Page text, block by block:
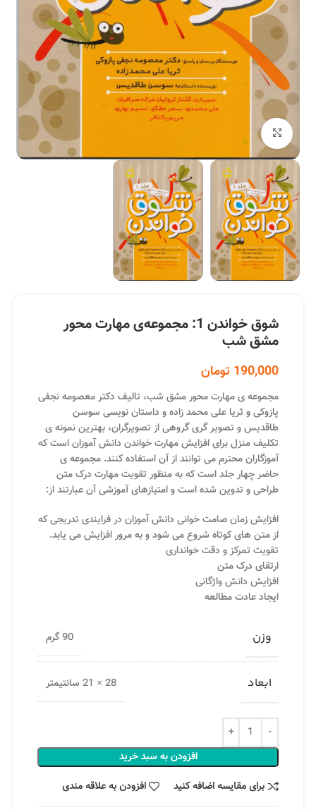
بزرگنمایی تصویر
شوق خواندن 1: مجموعه‌ی مهارت محور
مشق شب
190,000 تومان
مجموعه ی مهارت محور مشق شب، تالیف دکتر معصومه نجفی
پازوکی و ثریا علی محمد زاده و داستان نویسی سوسن
طاقدیس و تصویر گری گروهی از تصویرگران، بهترین نمونه ی
تکلیف منزل برای افزایش مهارت خواندن دانش آموزان است که
آموزگاران محترم می توانند از آن استفاده کنند. مجموعه ی
حاضر چهار جلد است که به منظور تقویت مهارت درک متن
طراحی و تدوین شده است و امتیازهای آموزشی آن عبارتند از:
افزایش زمان صامت خوانی دانش آموزان در فرایندی تدریجی که
از متن های کوتاه شروع می شود و به مرور افزایش می یابد.
تقویت تمرکز و دقت خوانداری
ارتقای درک متن
افزایش دانش واژگانی
ایجاد عادت مطالعه
وزن 90 گرم
ابعاد 28 × 21 سانتیمتر
افزودن به سبد خرید
برای مقایسه اضافه کنید
افزودن به علاقه مندی